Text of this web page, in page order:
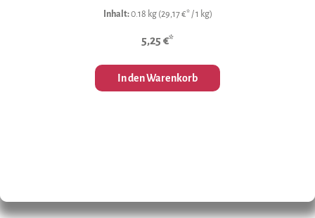
Inhalt:0.18 kg (29,17 €* / 1 kg)
5,25 €*
In den Warenkorb